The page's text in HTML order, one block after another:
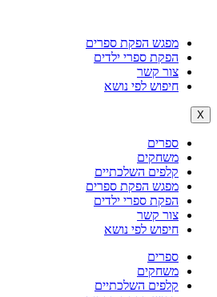
מפגש הפקת ספרים
הפקת ספרי ילדים
צור קשר
חיפוש לפי נושא
X
ספרים
משחקים
קלפים השלכתיים
מפגש הפקת ספרים
הפקת ספרי ילדים
צור קשר
חיפוש לפי נושא
ספרים
משחקים
קלפים השלכתיים